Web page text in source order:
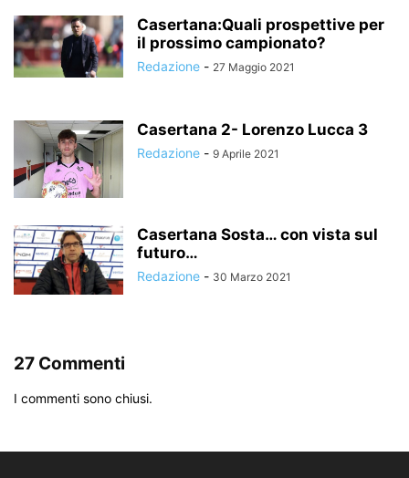
Casertana:Quali prospettive per
il prossimo campionato?
Redazione - 27 Maggio 2021
Casertana 2- Lorenzo Lucca 3
Redazione - 9 Aprile 2021
Casertana Sosta… con vista sul
futuro…
Redazione - 30 Marzo 2021
27 Commenti
I commenti sono chiusi.